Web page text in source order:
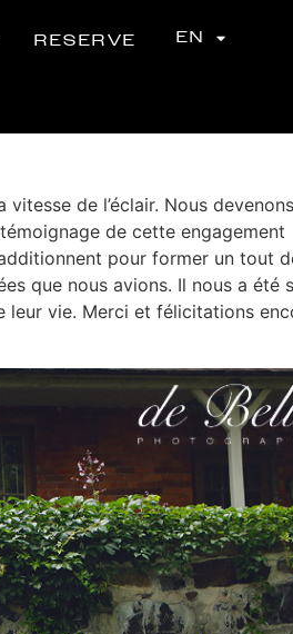
RESERVE EN
de l’éclair. Nous
de cette engagement
pour former un tout
que nous avions. Il nous a été
leur vie. Merci et félicitations